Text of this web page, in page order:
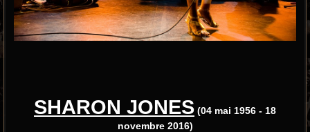
SHARON JONES (04 mai 1956 - 18
novembre 2016)